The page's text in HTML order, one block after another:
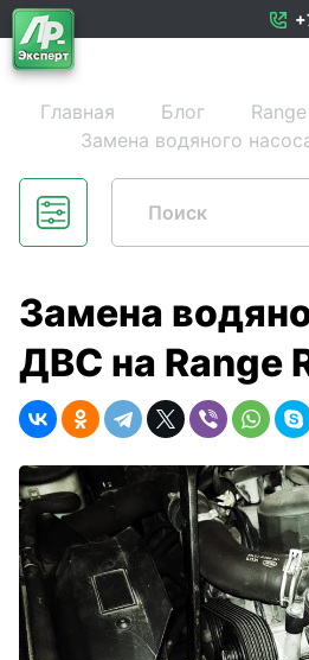
Главная Блог
Замена водяного